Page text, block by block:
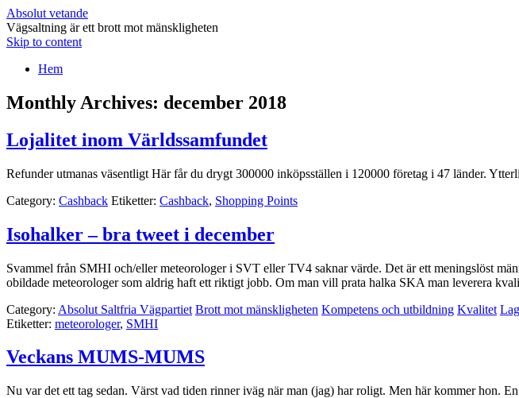
Absolut vetande
Vägsaltning är ett brott mot mänskligheten
Skip to content
Hem
Monthly Archives: december 2018
Lojalitet inom Världssamfundet
Refunder utmanas väsentligt Här får du drygt 300000 inköpsställen i 120000 företag i 47 länder.
Category: Cashback Etiketter: Cashback, Shopping Points
Isohalker – bra tweet i december
Svammel från SMHI och/eller meteorologer i SVT eller TV4 saknar värde. Det är ett meningslöst
obildade meteorologer som aldrig haft ett riktigt jobb. Om man vill prata halka SKA man leverera
Category: Absolut Saltfria Vägpartiet Brott mot mänskligheten Kompetens och utbildning Kvalitet
Etiketter: meteorologer, SMHI
Veckans MUMS-MUMS
Nu var det ett tag sedan. Värst vad tiden rinner iväg när man (jag) har roligt. Men här kommer hon.